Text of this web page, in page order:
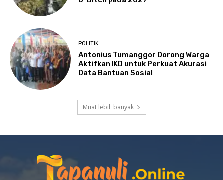
POLITIK
Antonius Tumanggor Dorong Warga
Aktifkan IKD untuk Perkuat Akurasi
Data Bantuan Sosial
Muat lebih banyak